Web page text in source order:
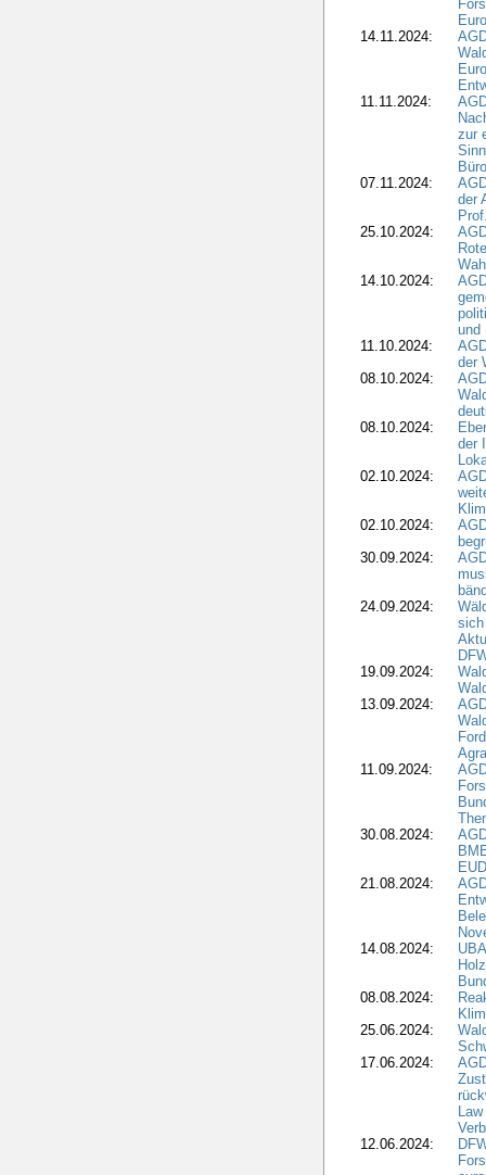
14.11.2024:
11.11.2024:
zur
07.11.2024:
der
25.10.2024:
14.10.2024:
und
11.10.2024:
der
08.10.2024:
08.10.2024:
der
02.10.2024:
02.10.2024:
30.09.2024:
24.09.2024:
sich
19.09.2024:
13.09.2024:
11.09.2024:
30.08.2024:
21.08.2024:
14.08.2024:
08.08.2024:
25.06.2024:
17.06.2024:
12.06.2024: